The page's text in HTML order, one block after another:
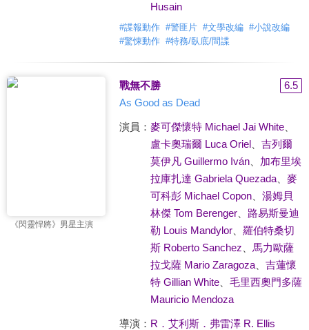
Husain
#諜報動作 #警匪片 #文學改編 #小說改編
#驚悚動作 #特務/臥底/間諜
《閃靈悍將》男星主演
戰無不勝
6.5
As Good as Dead
演員： 麥可傑懷特 Michael Jai White、
盧卡奧瑞爾 Luca Oriel、 吉列爾
莫伊凡 Guillermo Iván、 加布里埃
拉庫扎達 Gabriela Quezada、 麥
可科彭 Michael Copon、 湯姆貝
林傑 Tom Berenger、 路易斯曼迪
勒 Louis Mandylor、 羅伯特桑切
斯 Roberto Sanchez
馬力歐薩
拉戈薩 Mario Zaragoza、 吉蓮懷
特 Gillian White、 毛里西奧門多薩
Mauricio Mendoza
導演： R．艾利斯．弗雷澤 R. Ellis